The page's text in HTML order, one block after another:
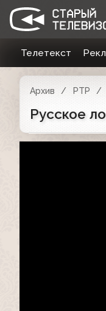
Телетекст
Архив РТР
Русское